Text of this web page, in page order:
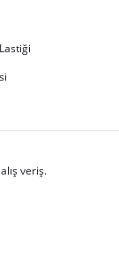
veriş.